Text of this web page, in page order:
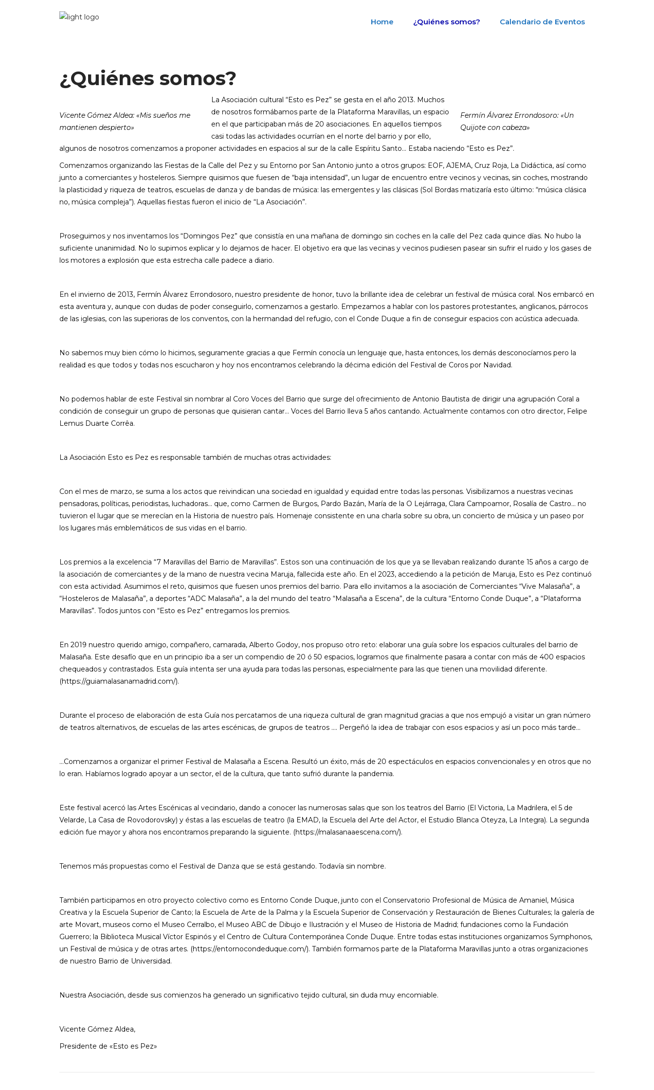
Home ¿Quiénes somos? Calendario de Eventos
¿Quiénes somos?
Vicente Gómez Aldea: «Mis sueños me
mantienen despierto»
Fermín Álvarez Errondosoro: «Un
Quijote con cabeza»
La Asociación cultural “Esto es Pez” se gesta en el año 2013. Muchos
de nosotros formábamos parte de la Plataforma Maravillas, un espacio
en el que participaban más de 20 asociaciones. En aquellos tiempos
casi todas las actividades ocurrían en el norte del barrio y por ello,
algunos de nosotros comenzamos a proponer actividades en espacios al sur de la calle Espíritu Santo… Estaba naciendo “Esto es Pez”.
Comenzamos organizando las Fiestas de la Calle del Pez y su Entorno por San Antonio junto a otros grupos: EOF, AJEMA, Cruz Roja, La Didáctica, así como
junto a comerciantes y hosteleros. Siempre quisimos que fuesen de “baja intensidad”, un lugar de encuentro entre vecinos y vecinas, sin coches, mostrando
la plasticidad y riqueza de teatros, escuelas de danza y de bandas de música: las emergentes y las clásicas (Sol Bordas matizaría esto último: “música clásica
no, música compleja”). Aquellas fiestas fueron el inicio de “La Asociación”.
Proseguimos y nos inventamos los “Domingos Pez” que consistía en una mañana de domingo sin coches en la calle del Pez cada quince días. No hubo la
suficiente unanimidad. No lo supimos explicar y lo dejamos de hacer. El objetivo era que las vecinas y vecinos pudiesen pasear sin sufrir el ruido y los gases de
los motores a explosión que esta estrecha calle padece a diario.
En el invierno de 2013, Fermín Álvarez Errondosoro, nuestro presidente de honor, tuvo la brillante idea de celebrar un festival de música coral. Nos embarcó en
esta aventura y, aunque con dudas de poder conseguirlo, comenzamos a gestarlo. Empezamos a hablar con los pastores protestantes, anglicanos, párrocos
de las iglesias, con las superioras de los conventos, con la hermandad del refugio, con el Conde Duque a fin de conseguir espacios con acústica adecuada.
No sabemos muy bien cómo lo hicimos, seguramente gracias a que Fermín conocía un lenguaje que, hasta entonces, los demás desconocíamos pero la
realidad es que todos y todas nos escucharon y hoy nos encontramos celebrando la décima edición del Festival de Coros por Navidad.
No podemos hablar de este Festival sin nombrar al Coro Voces del Barrio que surge del ofrecimiento de Antonio Bautista de dirigir una agrupación Coral a
condición de conseguir un grupo de personas que quisieran cantar… Voces del Barrio lleva 5 años cantando. Actualmente contamos con otro director, Felipe
Lemus Duarte Corrêa.
La Asociación Esto es Pez es responsable también de muchas otras actividades:
Con el mes de marzo, se suma a los actos que reivindican una sociedad en igualdad y equidad entre todas las personas. Visibilizamos a nuestras vecinas
pensadoras, políticas, periodistas, luchadoras… que, como Carmen de Burgos, Pardo Bazán, María de la O Lejárraga, Clara Campoamor, Rosalía de Castro… no
tuvieron el lugar que se merecían en la Historia de nuestro país. Homenaje consistente en una charla sobre su obra, un concierto de música y un paseo por
los lugares más emblemáticos de sus vidas en el barrio.
Los premios a la excelencia “7 Maravillas del Barrio de Maravillas”. Estos son una continuación de los que ya se llevaban realizando durante 15 años a cargo de
la asociación de comerciantes y de la mano de nuestra vecina Maruja, fallecida este año. En el 2023, accediendo a la petición de Maruja, Esto es Pez continuó
con esta actividad. Asumimos el reto, quisimos que fuesen unos premios del barrio. Para ello invitamos a la asociación de Comerciantes “Vive Malasaña”, a
“Hosteleros de Malasaña”, a deportes “ADC Malasaña”, a la del mundo del teatro “Malasaña a Escena”, de la cultura “Entorno Conde Duque”, a “Plataforma
Maravillas”. Todos juntos con “Esto es Pez” entregamos los premios.
En 2019 nuestro querido amigo, compañero, camarada, Alberto Godoy, nos propuso otro reto: elaborar una guía sobre los espacios culturales del barrio de
Malasaña. Este desafío que en un principio iba a ser un compendio de 20 ó 50 espacios, logramos que finalmente pasara a contar con más de 400 espacios
chequeados y contrastados. Esta guía intenta ser una ayuda para todas las personas, especialmente para las que tienen una movilidad diferente.
(https://guiamalasanamadrid.com/).
Durante el proceso de elaboración de esta Guía nos percatamos de una riqueza cultural de gran magnitud gracias a que nos empujó a visitar un gran número
de teatros alternativos, de escuelas de las artes escénicas, de grupos de teatros …. Pergeñó la idea de trabajar con esos espacios y así un poco más tarde…
…Comenzamos a organizar el primer Festival de Malasaña a Escena. Resultó un éxito, más de 20 espectáculos en espacios convencionales y en otros que no
lo eran. Habíamos logrado apoyar a un sector, el de la cultura, que tanto sufrió durante la pandemia.
Este festival acercó las Artes Escénicas al vecindario, dando a conocer las numerosas salas que son los teatros del Barrio (El Victoria, La Madrilera, el 5 de
Velarde, La Casa de Rovodorovsky) y éstas a las escuelas de teatro (la EMAD, la Escuela del Arte del Actor, el Estudio Blanca Oteyza, La Integra). La segunda
edición fue mayor y ahora nos encontramos preparando la siguiente. (https://malasanaaescena.com/).
Tenemos más propuestas como el Festival de Danza que se está gestando. Todavía sin nombre.
También participamos en otro proyecto colectivo como es Entorno Conde Duque, junto con el Conservatorio Profesional de Música de Amaniel, Música
Creativa y la Escuela Superior de Canto; la Escuela de Arte de la Palma y la Escuela Superior de Conservación y Restauración de Bienes Culturales; la galería de
arte Movart, museos como el Museo Cerralbo, el Museo ABC de Dibujo e Ilustración y el Museo de Historia de Madrid; fundaciones como la Fundación
Guerrero; la Biblioteca Musical Víctor Espinós y el Centro de Cultura Contemporánea Conde Duque. Entre todas estas instituciones organizamos Symphonos,
un Festival de música y de otras artes. (https://entornocondeduque.com/). También formamos parte de la Plataforma Maravillas junto a otras organizaciones
de nuestro Barrio de Universidad.
Nuestra Asociación, desde sus comienzos ha generado un significativo tejido cultural, sin duda muy encomiable.
Vicente Gómez Aldea,
Presidente de «Esto es Pez»